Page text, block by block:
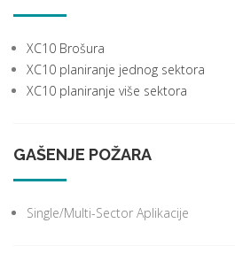
XC10 Brošura
XC10 planiranje jednog sektora
XC10 planiranje više sektora
GAŠENJE POŽARA
Single/Multi-Sector Aplikacije